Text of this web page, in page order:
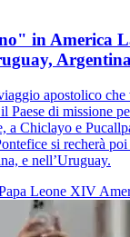
in America
apostolico
Paese di missione
a Chiclayo e
si recherà
e nell’Uruguay.
Leone XIV